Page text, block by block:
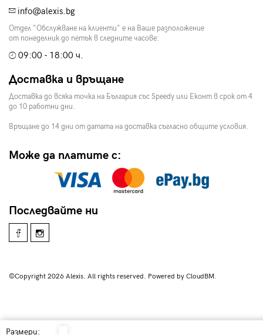
Размери:
info@alexis.bg
Отдел "Обслужване на клиенти" е на Ваше разположение
от понеделник до петък в следните часове:
09:00 - 18:00 ч.
Доставка и връщане
Доставка до всяка точка на България със Speedy или Еконт в срок от 4
до 10 работни дни.
Връщане до 14 дни от датата на доставка съгласно общите условия.
Може да платите с:
Последвайте ни
©Copyright 2026 Alexis. All rights reserved. Powered by CloudBM.